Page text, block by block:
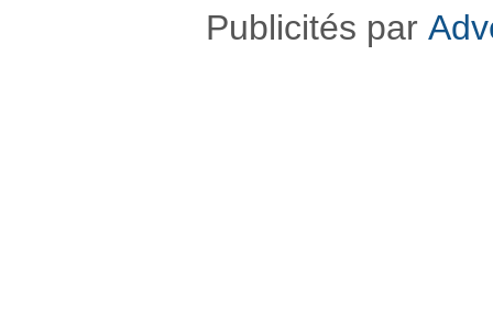
Publicités par